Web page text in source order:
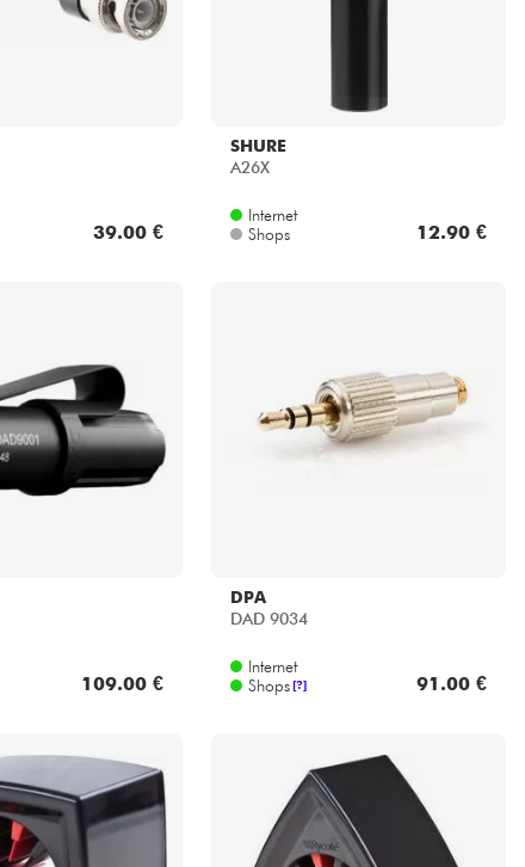
39.00 €
SHURE
A26X
Internet
Shops
12.90 €
109.00 €
DPA
DAD 9034
Internet
Shops [?] 91.00 €